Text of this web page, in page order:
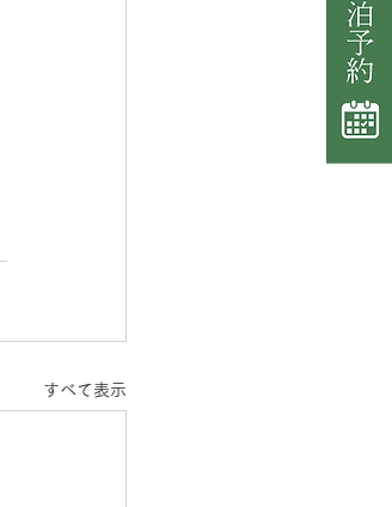
すべて表示